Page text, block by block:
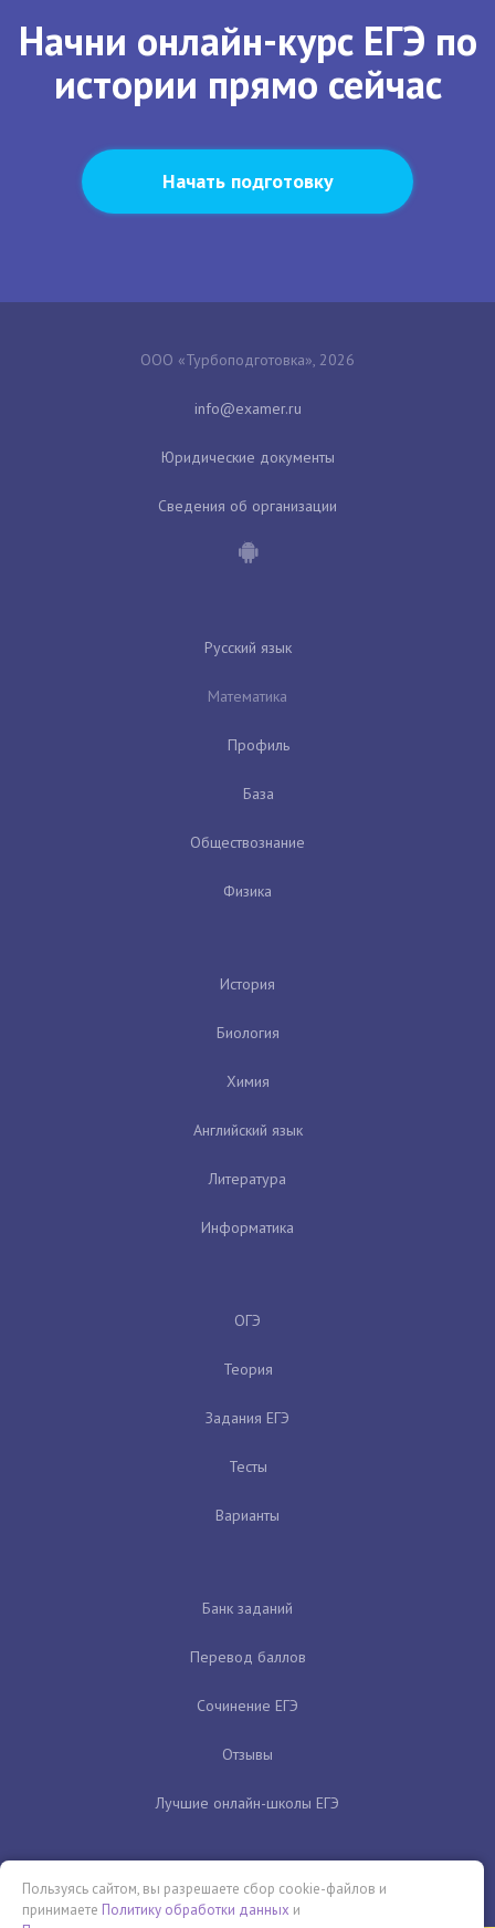
Начни онлайн-курс ЕГЭ по
истории прямо сейчас
Начать подготовку
ООО «Турбоподготовка», 2026
Юридические документы
Сведения об организации
Русский язык
Математика
Профиль
База
Обществознание
Физика
История
Биология
Химия
Английский язык
Литература
Информатика
ОГЭ
Теория
Задания ЕГЭ
Тесты
Варианты
Банк заданий
Перевод баллов
Сочинение ЕГЭ
Отзывы
Лучшие онлайн-школы ЕГЭ
Пользуясь сайтом, вы разрешаете сбор cookie-файлов и
принимаете Политику обработки данных и